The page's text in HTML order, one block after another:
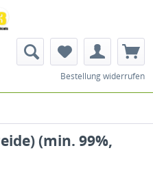
Bestellung widerrufen
(min. 99%,